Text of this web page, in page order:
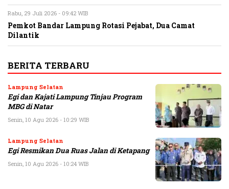
Rabu, 29 Juli 2026 - 09:42 WIB
Pemkot Bandar Lampung Rotasi Pejabat, Dua Camat
Dilantik
BERITA TERBARU
Lampung Selatan
Egi dan Kajati Lampung Tinjau Program
MBG di Natar
Senin, 10 Agu 2026 - 10:29 WIB
Lampung Selatan
Egi Resmikan Dua Ruas Jalan di Ketapang
Senin, 10 Agu 2026 - 10:24 WIB